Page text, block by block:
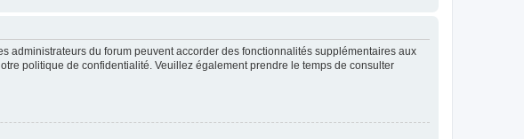
administrateurs du forum peuvent accorder des fonctionnalités supplémentaires aux
politique de confidentialité. Veuillez également prendre le temps de consulter